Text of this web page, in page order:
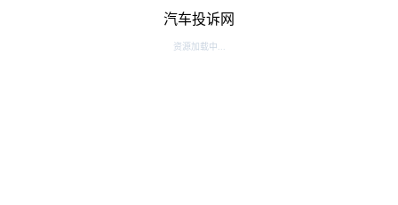
汽车投诉网
资源加载中...